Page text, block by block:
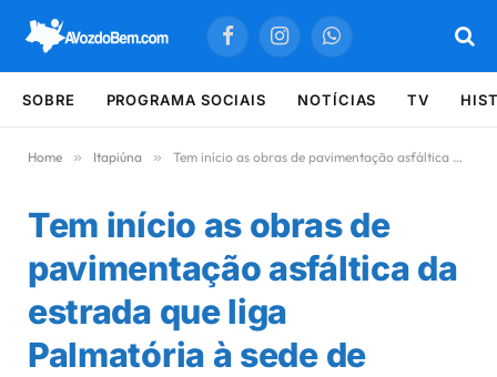
FacebookInstagramWhatsApp
SOBRE PROGRAMA SOCIAIS NOTÍCIAS TV
Home » Itapiúna » Tem início as obras de pavimentação asfáltica da estrada que liga Palmatória à sede de Itapiúna
Tem início as obras de
pavimentação asfáltica da
estrada que liga
Palmatória à sede de